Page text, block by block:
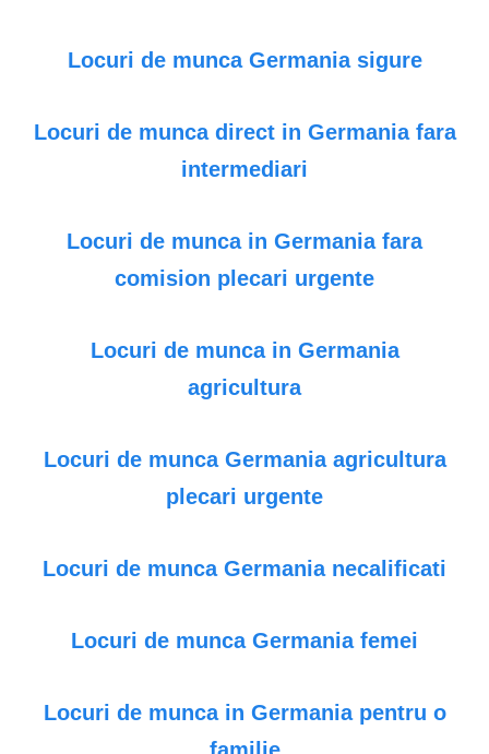
Locuri de munca Germania sigure
Locuri de munca direct in Germania fara
intermediari
Locuri de munca in Germania fara
comision plecari urgente
Locuri de munca in Germania
agricultura
Locuri de munca Germania agricultura
plecari urgente
Locuri de munca Germania necalificati
Locuri de munca Germania femei
Locuri de munca in Germania pentru o